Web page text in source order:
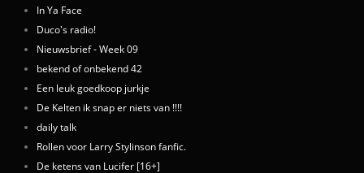
In Ya Face
Duco's radio!
Nieuwsbrief - Week 09
bekend of onbekend 42
Een leuk goedkoop jurkje
De Kelten ik snap er niets van !!!!
daily talk
Rollen voor Larry Stylinson fanfic.
De ketens van Lucifer [16+]